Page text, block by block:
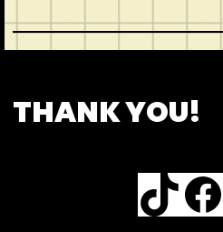
THANK YOU!
TikTok Facebook